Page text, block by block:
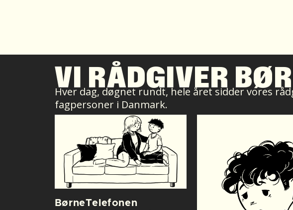
VI RÅDGIVER
Hver dag, døgnet rundt, hele året sidder vores
fagpersoner i Danmark.
BørneTelefonen